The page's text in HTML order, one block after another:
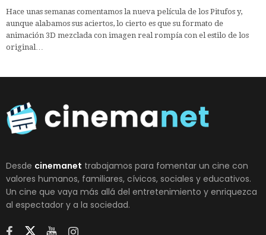
Hace unas semanas comentamos la nueva película de los Pitufos y,
aunque alabamos sus aciertos, lo cierto es que su formato de
animación 3D mezclada con imagen real rompía con el estilo de los
original…
Desde cinemanet trabajamos para fomentar un cine con
valores humanos, familiares, cívicos, sociales y educativos.
Un cine que vaya más allá del entretenimiento y enriquezca
al espectador y a la sociedad.